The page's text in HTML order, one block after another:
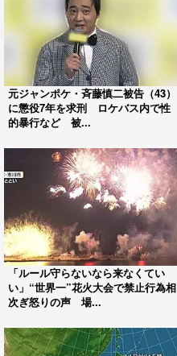
元ジャンポケ・斉藤慎二被告（43）
に懲役7年を求刑 ロケバス内で性
的暴行など 被...
「ルール守らないなら来なくてい
い」“世界一”花火大会で禁止行為相
次ぎ怒りの声 場...